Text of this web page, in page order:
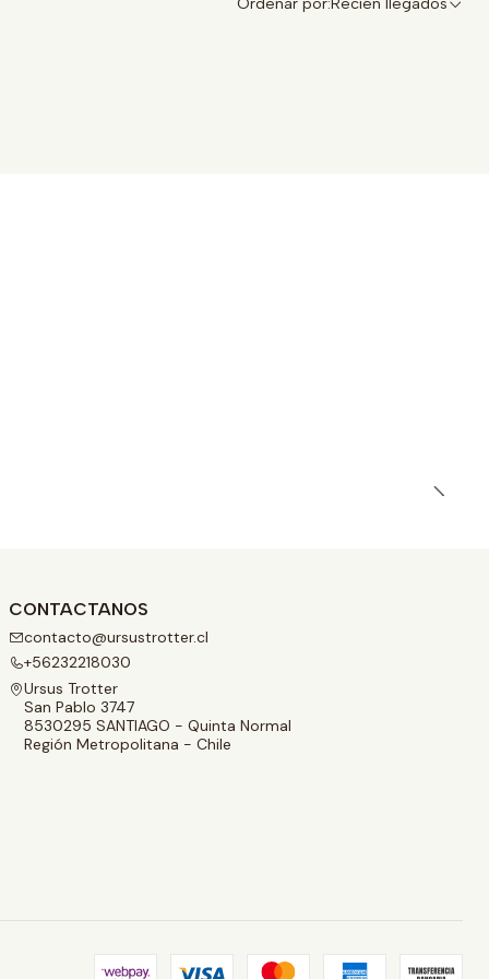
CONTACTANOS
contacto@ursustrotter.cl
+56232218030
Ursus Trotter
San Pablo 3747
8530295 SANTIAGO - Quinta Normal
Región Metropolitana - Chile